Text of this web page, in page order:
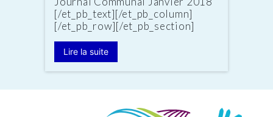
[/et_pb_text][/et_pb_column]
[/et_pb_row][/et_pb_section]
Lire la suite